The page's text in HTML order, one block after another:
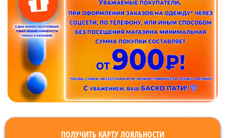
ПОЛУЧИТЬ КАРТУ ЛОЯЛЬНОСТИ